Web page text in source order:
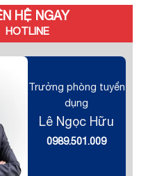
HỆ NGAY
HOTLINE
Trưởng phòng tuyển
dụng
Lê Ngọc Hữu
0989.501.009